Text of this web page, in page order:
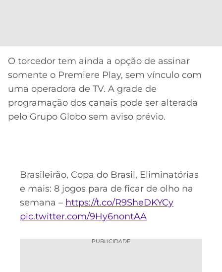
O torcedor tem ainda a opção de assinar
somente o Premiere Play, sem vínculo com
uma operadora de TV. A grade de
programação dos canais pode ser alterada
pelo Grupo Globo sem aviso prévio.
Brasileirão, Copa do Brasil, Eliminatórias
e mais: 8 jogos para de ficar de olho na
semana – https://t.co/R9SheDKYCy
pic.twitter.com/9Hy6nontAA
PUBLICIDADE